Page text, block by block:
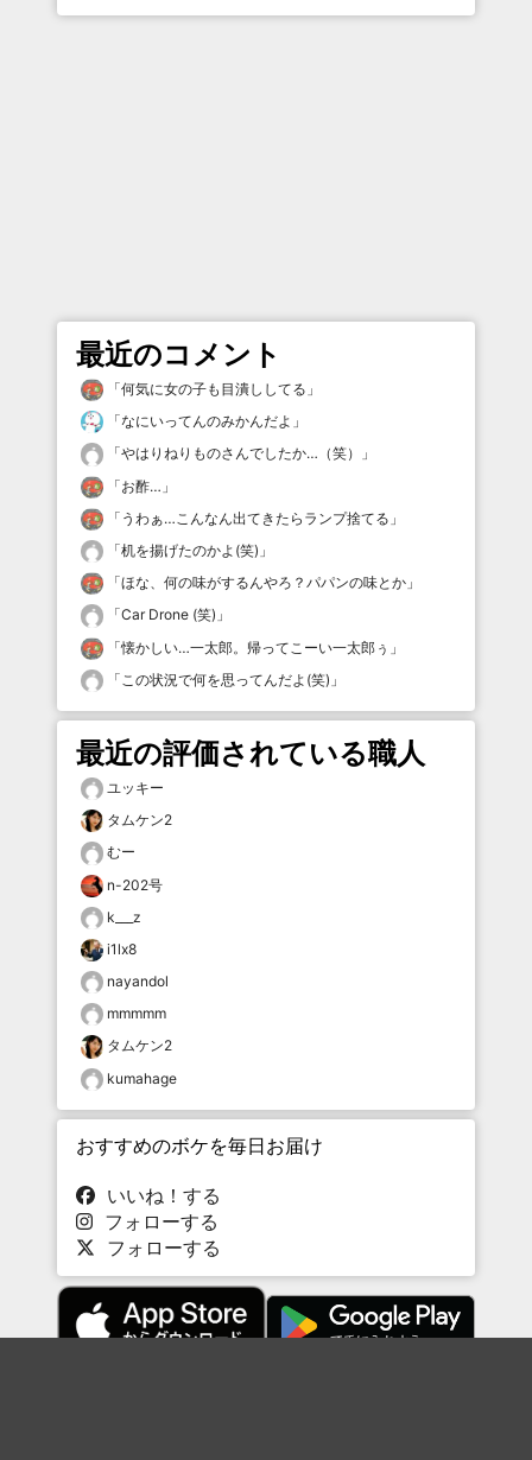
最近のコメント
「何気に女の子も目潰ししてる 」
「なにいってんのみかんだよ 」
「やはりねりものさんでしたか…（笑）
」
「お酢… 」
「 うわぁ…こんなん出てきたらランプ捨てる 」
「机を揚げたのかよ(笑) 」
「ほな、何の味がするんやろ？パパンの味とか 」
「Car Drone (笑) 」
「懐かしい…一太郎。帰ってこーい一太郎ぅ 」
「 この状況で何を思ってんだよ(笑) 」
最近の評価されている職人
ユッキー
タムケン2
むー
n-202号
k___z
i1lx8
nayandol
mmmmm
タムケン2
kumahage
おすすめのボケを毎日お届け
いいね！する
フォローする
フォローする